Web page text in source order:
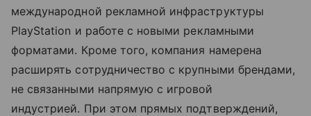
международной рекламной инфраструктуры
PlayStation и работе с новыми рекламными
форматами. Кроме того, компания намерена
расширять сотрудничество с крупными брендами,
не связанными напрямую с игровой
индустрией. При этом прямых подтверждений,